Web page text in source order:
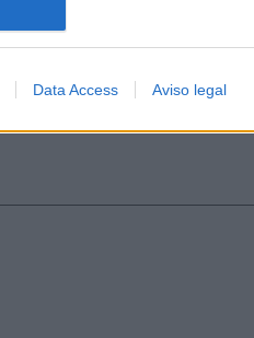
Data Access Aviso legal